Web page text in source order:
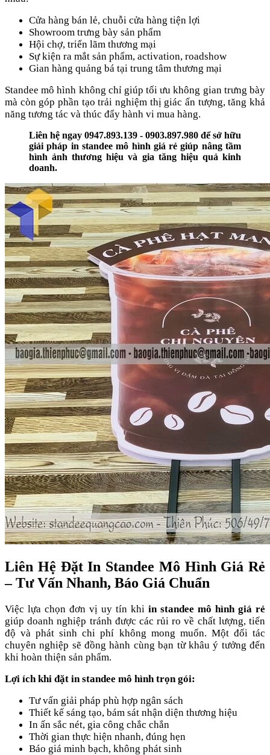
Cửa hàng bán lẻ, chuỗi cửa hàng tiện lợi
Showroom trưng bày sản phẩm
Hội chợ, triển lãm thương mại
Sự kiện ra mắt sản phẩm, activation, roadshow
Gian hàng quảng bá tại trung tâm thương mại
Standee mô hình không chỉ giúp tối ưu không gian trưng bày
mà còn góp phần tạo trải nghiệm thị giác ấn tượng, tăng khả
năng tương tác và thúc đẩy hành vi mua hàng.
Liên hệ ngay 0947.893.139 - 0903.897.980 để sở hữu
giải pháp in standee mô hình giá rẻ giúp nâng tầm
hình ảnh thương hiệu và gia tăng hiệu quả kinh
doanh.
Liên Hệ Đặt In Standee Mô Hình Giá Rẻ
– Tư Vấn Nhanh, Báo Giá Chuẩn
Việc lựa chọn đơn vị uy tín khi in standee mô hình giá rẻ
giúp doanh nghiệp tránh được các rủi ro về chất lượng, tiến
độ và phát sinh chi phí không mong muốn. Một đối tác
chuyên nghiệp sẽ đồng hành cùng bạn từ khâu ý tưởng đến
khi hoàn thiện sản phẩm.
Lợi ích khi đặt in standee mô hình trọn gói:
Tư vấn giải pháp phù hợp ngân sách
Thiết kế sáng tạo, bám sát nhận diện thương hiệu
In ấn sắc nét, gia công chắc chắn
Thời gian thực hiện nhanh, đúng hẹn
Báo giá minh bạch, không phát sinh